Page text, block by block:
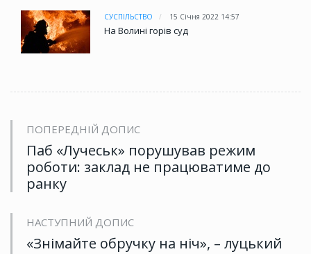
СУСПІЛЬСТВО 15 Січня 2022 14:57
На Волині горів суд
ПОПЕРЕДНІЙ ДОПИС
Паб «Лучеськ» порушував режим
роботи: заклад не працюватиме до
ранку
НАСТУПНИЙ ДОПИС
«Знімайте обручку на ніч», – луцький